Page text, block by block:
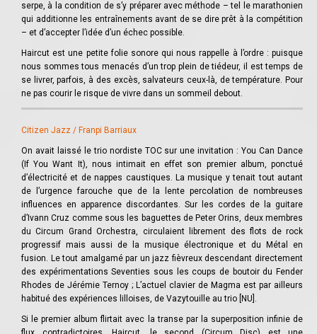
serpe, à la condition de s’y préparer avec méthode – tel le marathonien
qui additionne les entraînements avant de se dire prêt à la compétition
– et d’accepter l’idée d’un échec possible.
Haircut est une petite folie sonore qui nous rappelle à l’ordre : puisque
nous sommes tous menacés d’un trop plein de tiédeur, il est temps de
se livrer, parfois, à des excès, salvateurs ceux-là, de température. Pour
ne pas courir le risque de vivre dans un sommeil debout.
Citizen Jazz / Franpi Barriaux
On avait laissé le trio nordiste TOC sur une invitation : You Can Dance
(If You Want It), nous intimait en effet son premier album, ponctué
d’électricité et de nappes caustiques. La musique y tenait tout autant
de l’urgence farouche que de la lente percolation de nombreuses
influences en apparence discordantes. Sur les cordes de la guitare
d’Ivann Cruz comme sous les baguettes de Peter Orins, deux membres
du Circum Grand Orchestra, circulaient librement des flots de rock
progressif mais aussi de la musique électronique et du Métal en
fusion. Le tout amalgamé par un jazz fièvreux descendant directement
des expérimentations Seventies sous les coups de boutoir du Fender
Rhodes de Jérémie Ternoy ; L’actuel clavier de Magma est par ailleurs
habitué des expériences lilloises, de Vazytouille au trio [NU].
Si le premier album flirtait avec la transe par la superposition infinie de